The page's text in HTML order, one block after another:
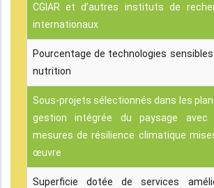
CGIAR et d’autres instituts de
internationaux
Pourcentage de technologies
nutrition
Sous-projets sélectionnés dans les
gestion intégrée du paysage avec
mesures de résilience climatique
œuvre
Superficie dotée de services